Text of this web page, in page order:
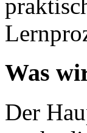
Was
Der